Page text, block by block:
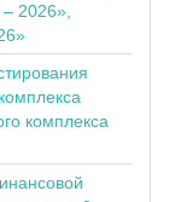
2026»,
комплекса